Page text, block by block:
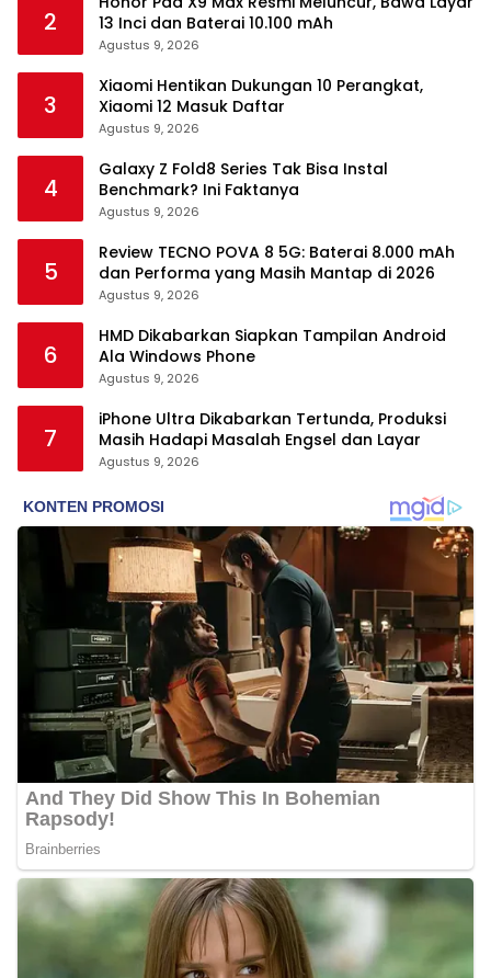
2
13 Inci dan Baterai 10.100 mAh
Agustus 9, 2026
3
Xiaomi Hentikan Dukungan 10 Perangkat,
Xiaomi 12 Masuk Daftar
Agustus 9, 2026
4
Galaxy Z Fold8 Series Tak Bisa Instal
Benchmark? Ini Faktanya
Agustus 9, 2026
5
Review TECNO POVA 8 5G: Baterai 8.000 mAh
dan Performa yang Masih Mantap di 2026
Agustus 9, 2026
6
HMD Dikabarkan Siapkan Tampilan Android
Ala Windows Phone
Agustus 9, 2026
7
iPhone Ultra Dikabarkan Tertunda, Produksi
Masih Hadapi Masalah Engsel dan Layar
Agustus 9, 2026